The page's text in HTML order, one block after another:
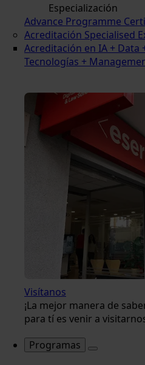
Especialización
Advance Programme
Acreditación Specialised
Acreditación en IA + Data
Tecnologías +
Visítanos
¡La mejor manera de
para tí es venir a
Programas